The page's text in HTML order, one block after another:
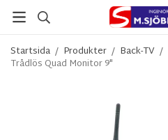
Startsida / Produkter / Back-TV /
Trådlös Quad Monitor 9"